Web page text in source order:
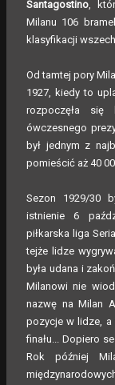
Santagostino,
Milanu 106
klasyfikacji
Od tamtej pory
1927, kiedy to
rozpoczęła
ówczesnego
był jednym z
pomieścić aż 40
Sezon 1929/30
istnienie 6
piłkarska liga
tejże lidze
była udana i
Milanowi nie
nazwę na Milan
pozycje w lidze, a
finału... Dopiero
Rok później